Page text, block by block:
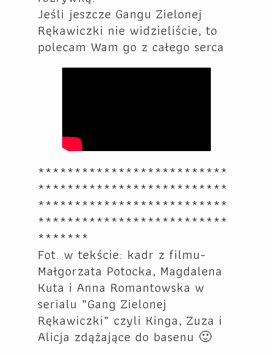
Jeśli jeszcze Gangu Zielonej
Rękawiczki nie widzieliście, to
polecam Wam go z całego serca
**************************
**************************
**************************
**************************
*******
Fot. w tekście: kadr z filmu-
Małgorzata Potocka, Magdalena
Kuta i Anna Romantowska w
serialu „Gang Zielonej
Rękawiczki” czyli Kinga, Zuza i
Alicja zdążające do basenu 🙂